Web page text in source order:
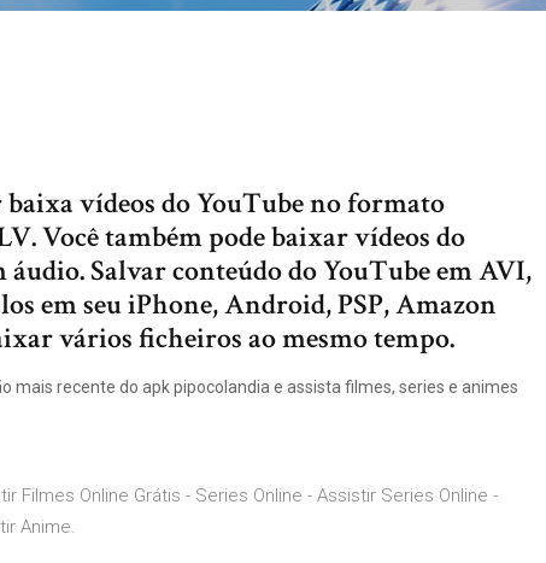
vídeos do YouTube no formato
Você também pode baixar vídeos do
Salvar conteúdo do YouTube em AVI,
em seu iPhone, Android, PSP, Amazon
vários ficheiros ao mesmo tempo.
mais recente do apk pipocolandia e assista filmes, series e animes
Filmes Online Grátis - Series Online - Assistir Series Online -
Anime.